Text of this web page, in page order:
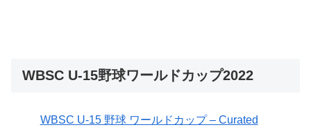
WBSC U-15野球ワールドカップ2022
WBSC U-15 野球 ワールドカップ – Curated